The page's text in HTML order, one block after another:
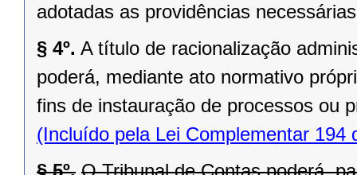
adotadas as providências
§ 4º. A título de racionalização
poderá, mediante ato normativo
fins de instauração de processos ou
(Incluído pela Lei Complementar 194